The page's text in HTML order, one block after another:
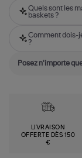
Quels sont les
baskets ?
Comment dois-
?
LIVRAISON
OFFERTE DÈS 150
€